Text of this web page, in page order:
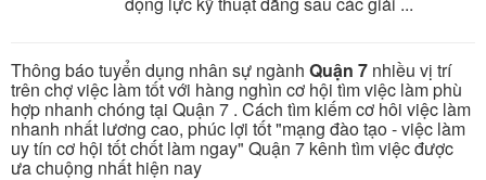
Thông báo tuyển dụng nhân sự ngành Quận 7 nhiều vị trí
trên chợ việc làm tốt với hàng nghìn cơ hội tìm việc làm phù
hợp nhanh chóng tại Quận 7 . Cách tìm kiếm cơ hôi việc làm
nhanh nhất lương cao, phúc lợi tốt "mạng đào tạo - việc làm
uy tín cơ hội tốt chốt làm ngay" Quận 7 kênh tìm việc được
ưa chuộng nhất hiện nay